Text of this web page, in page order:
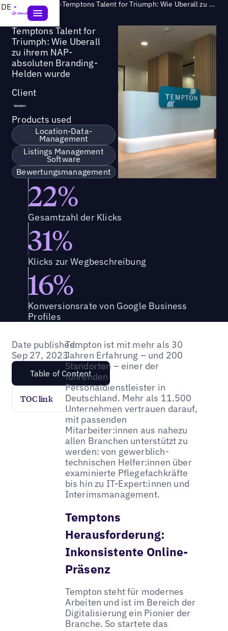
DE Success Story > Temptons Talent for Triumph: Wie Uberall zu ihrem NAP-absoluten Branding-Helden wurde
Temptons Talent for
Triumph: Wie Uberall
zu ihrem NAP-
absoluten Branding-
Helden wurde
Client
Products used
Location-Data-
Management
Listings Management
Software
Bewertungsmanagement
22%
Gesamtzahl der Klicks
31%
Klicks zur Wegbeschreibung
16%
Konversionsrate von Google Business
Profiles
Date published:
Sep 27, 2023
Table of Content
TOC link
Tempton ist mit mehr als 30
Jahren Erfahrung – und 200
Standorten – einer der
führenden
Personaldienstleister in
Deutschland. Mehr als 11.500
Unternehmen vertrauen darauf,
mit passenden
Mitarbeiter:innen aus nahezu
allen Branchen unterstützt zu
werden: von gewerblich-
technischen Helfer:innen über
examinierte Pflegefachkräfte
bis hin zu IT-Expert:innen und
Interimsmanagement.
Temptons
Herausforderung:
Inkonsistente Online-
Präsenz
Tempton steht für modernes
Arbeiten und ist im Bereich der
Digitalisierung ein Pionier der
Branche. So startete das